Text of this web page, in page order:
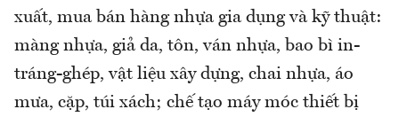
xuất, mua bán hàng nhựa gia dụng và kỹ thuật:
màng nhựa, giả da, tôn, ván nhựa, bao bì in-
tráng-ghép, vật liệu xây dựng, chai nhựa, áo
mưa, cặp, túi xách; chế tạo máy móc thiết bị